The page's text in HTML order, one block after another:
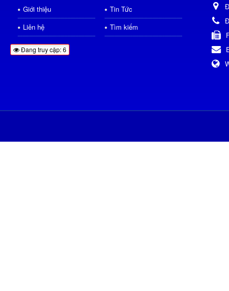
Giới thiệu
Tin Tức
Liên hệ
Tìm kiếm
Đang truy cập: 6